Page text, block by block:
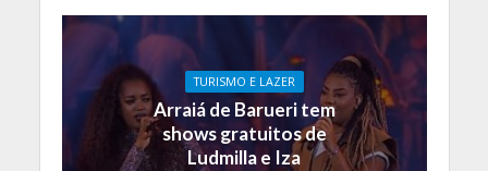
TURISMO E LAZER
Arraiá de Barueri tem
shows gratuitos de
Ludmilla e Iza